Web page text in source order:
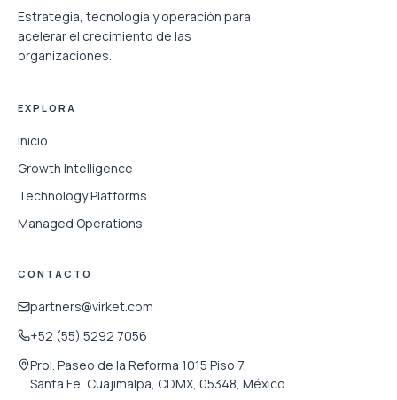
Estrategia, tecnología y operación para
acelerar el crecimiento de las
organizaciones.
EXPLORA
Inicio
Growth Intelligence
Technology Platforms
Managed Operations
CONTACTO
partners@virket.com
+52 (55) 5292 7056
Prol. Paseo de la Reforma 1015 Piso 7,
Santa Fe, Cuajimalpa, CDMX, 05348, México.